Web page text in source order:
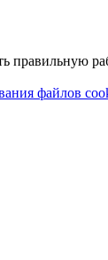
файлов